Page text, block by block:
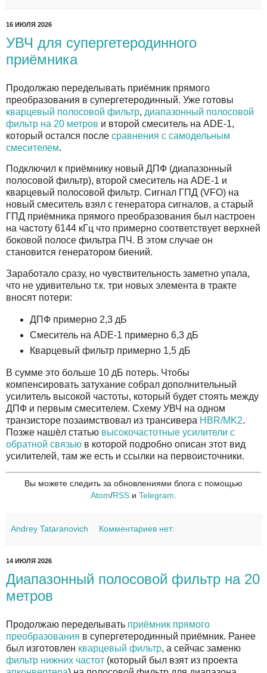
16 ИЮЛЯ 2026
УВЧ для супергетеродинного
приёмника
Продолжаю переделывать приёмник прямого
преобразования в супергетеродинный. Уже готовы
кварцевый полосовой фильтр, диапазонный полосовой
фильтр на 20 метров и второй смеситель на ADE-1,
который остался после сравнения с самодельным
смесителем.
Подключил к приёмнику новый ДПФ (диапазонный
полосовой фильтр), второй смеситель на ADE-1 и
кварцевый полосовой фильтр. Сигнал ГПД (VFO) на
новый смеситель взял с генератора сигналов, а старый
ГПД приёмника прямого преобразования был настроен
на частоту 6144 кГц что примерно соответствует верхней
боковой полосе фильтра ПЧ. В этом случае он
становится генератором биений.
Заработало сразу, но чувствительность заметно упала,
что не удивительно т.к. три новых элемента в тракте
вносят потери:
ДПФ примерно 2,3 дБ
Смеситель на ADE-1 примерно 6,3 дБ
Кварцевый фильтр примерно 1,5 дБ
В сумме это больше 10 дБ потерь. Чтобы
компенсировать затухание собрал дополнительный
усилитель высокой частоты, который будет стоять между
ДПФ и первым смесителем. Схему УВЧ на одном
транзисторе позаимствовал из трансивера HBR/MK2.
Позже нашёл статью высокочастотные усилители с
обратной связью в которой подробно описан этот вид
усилителей, там же есть и ссылки на первоисточники.
Вы можете следить за обновлениями блога с помощью
Atom/RSS и Telegram
Andrey Tataranovich Комментариев нет:
14 ИЮЛЯ 2026
Диапазонный полосовой фильтр на 20
метров
Продолжаю переделывать приёмник прямого
преобразования в супергетеродинный приёмник. Ранее
был изготовлен кварцевый фильтр, а сейчас заменю
фильтр нижних частот (который был взят из проекта